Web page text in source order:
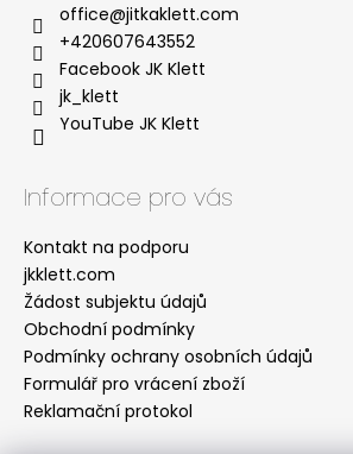
office@jitkaklett.com
+420607643552
Facebook JK Klett
jk_klett
YouTube JK Klett
Informace pro vás
Kontakt na podporu
jkklett.com
Žádost subjektu údajů
Obchodní podmínky
Podmínky ochrany osobních údajů
Formulář pro vrácení zboží
Reklamační protokol